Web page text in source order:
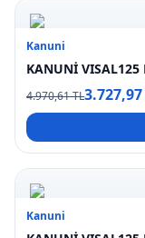
Kanuni
KANUNİ VISAL125
4.970,61 TL3.727,97
Kanuni